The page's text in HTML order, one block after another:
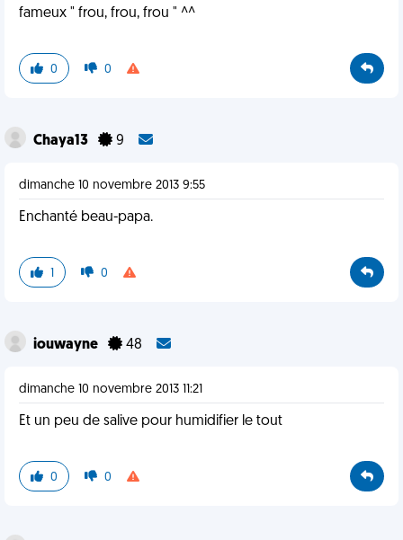
fameux " frou, frou, frou " ^^
0 0
Chaya13 9
dimanche 10 novembre 2013 9:55
Enchanté beau-papa.
1 0
iouwayne 48
dimanche 10 novembre 2013 11:21
Et un peu de salive pour humidifier le tout
0 0